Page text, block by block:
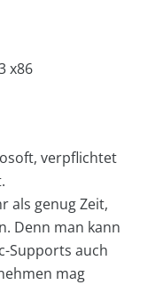
x86
verpflichtet
als genug Zeit,
Denn man kann
Supports auch
mag